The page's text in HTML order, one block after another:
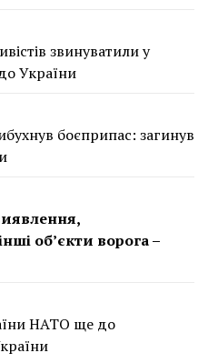
звинуватили у
України
боєприпас: загинув
об’єкти ворога –
НАТО ще до